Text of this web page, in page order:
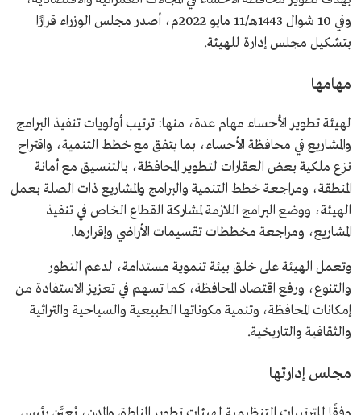
وفي 10 شوال 1443هـ/11 مايو 2022م، أصدر مجلس الوزراء قرارًا
بتشكيل مجلس إدارة للهيئة.
مهامها
لهيئة تطوير الأحساء مهام عدة، منها: ترتيب أولويات تنفيذ البرامج
والمشاريع في محافظة الأحساء، بما يتفق مع خطط التنمية، واقتراح
نزع ملكية بعض العقارات لتطوير المحافظة، بالتنسيق مع أمانة
المنطقة، ومراجعة خطط التنمية والبرامج والمشاريع ذات الصلة بعمل
الهيئة، ووضع البرامج اللازمة لمشاركة القطاع الخاص في تنفيذ
المشاريع، ومراجعة مخططات تقسيمات الأراضي وإقرارها.
وتعمل الهيئة على خلق بيئة تنموية مستدامة، لدعم التطور
والتنوع، ورفع اقتصاد المحافظة، كما تسهم في تعزيز الاستفادة من
إمكانات المحافظة، وتنمية مكوناتها الطبيعية والسياحية والتراثية
والثقافية والتاريخية.
مجلس إدارتها